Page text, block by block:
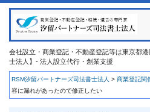
会社設立・商業登記・不動産登記等は東京都
士法人】- 法人設立代行・創業支援
RSM汐留パートナーズ司法書士法人 > 商業登記関
容に漏れがあったので修正したい